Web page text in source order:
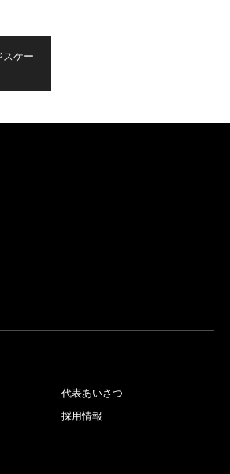
スケー
代表あいさつ
採用情報